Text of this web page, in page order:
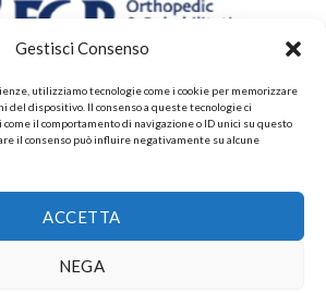
Gestisci Consenso
utilizziamo tecnologie come i cookie per memorizzare
del dispositivo. Il consenso a queste tecnologie ci
il comportamento di navigazione o ID unici su questo
il consenso può influire negativamente su alcune
ACCETTA
NEGA
E DI RIMBORSI
Gruppo FAF srls, Via Montelparo 43 A-B